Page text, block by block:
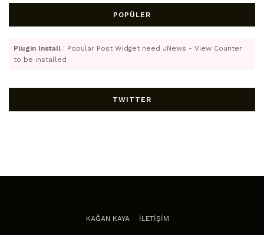
POPÜLER
Plugin Install : Popular Post Widget need JNews - View Counter
to be installed
TWITTER
KAĞAN KAYA İLETİŞİM